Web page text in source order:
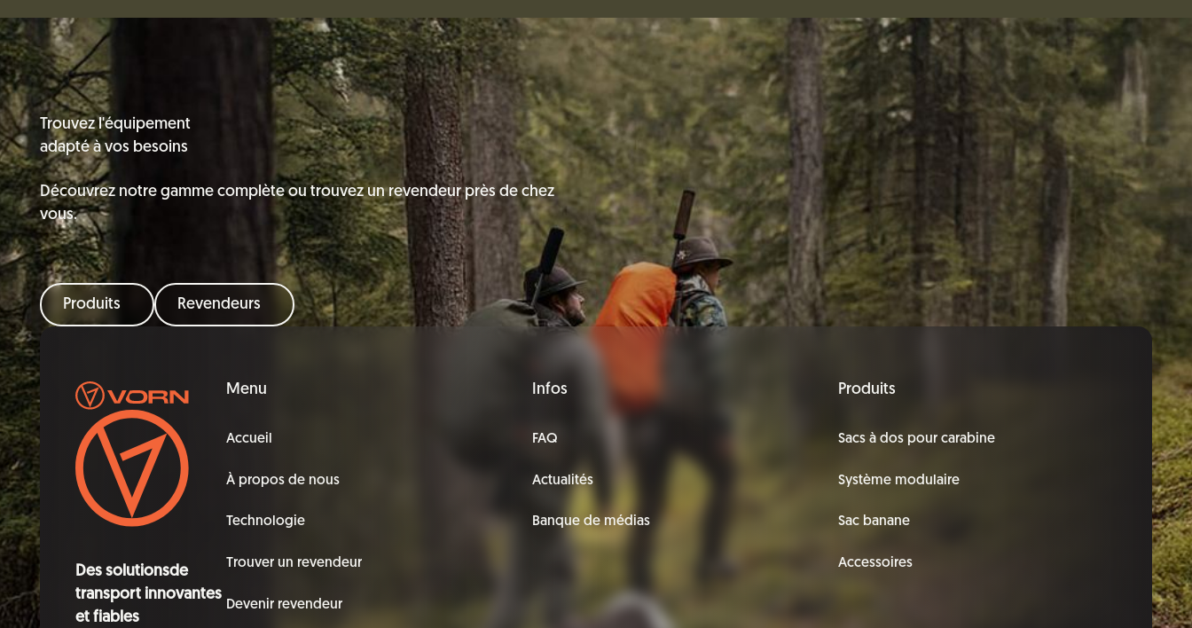
Trouvez l'équipement
adapté à vos besoins
Découvrez notre gamme complète ou trouvez un revendeur près de chez
vous.
Produits Revendeurs
Pied de page
Des solutionsde
transport innovantes
et fiables
Menu
Accueil
À propos de nous
Technologie
Trouver un revendeur
Devenir revendeur
Infos
FAQ
Actualités
Banque de médias
Produits
Sacs à dos pour carabine
Système modulaire
Sac banane
Accessoires